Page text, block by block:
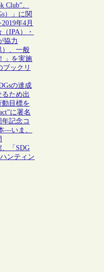
Club”、
）」に関
年4月
IPA）・
協力
）、一般
」を実施
ブックリ
の達成
ため出
動目標を
に署名
記念コ
―いま、
「SDG
ンティン